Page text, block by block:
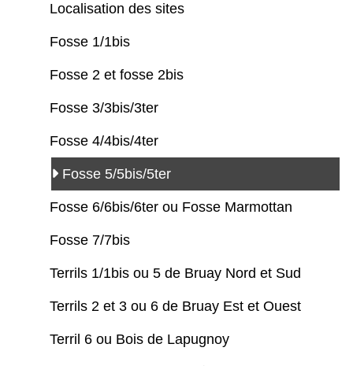
Localisation des sites
Fosse 1/1bis
Fosse 2 et fosse 2bis
Fosse 3/3bis/3ter
Fosse 4/4bis/4ter
Fosse 5/5bis/5ter
Fosse 6/6bis/6ter ou Fosse Marmottan
Fosse 7/7bis
Terrils 1/1bis ou 5 de Bruay Nord et Sud
Terrils 2 et 3 ou 6 de Bruay Est et Ouest
Terril 6 ou Bois de Lapugnoy